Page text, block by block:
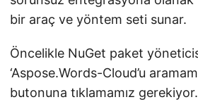
bir araç ve yöntem seti sunar.
Öncelikle NuGet paket
‘Aspose.Words-Cloud’u
butonuna tıklamamız